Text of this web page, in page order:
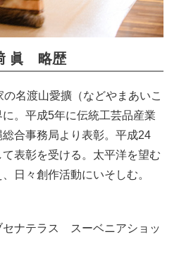
眞 略歴
名渡山愛擴（などやまあいこ
。平成5年に伝統工芸品産業
合事務局より表彰。平成24
表彰を受ける。太平洋を望む
日々創作活動にいそしむ。
ナテラス スーベニアショッ